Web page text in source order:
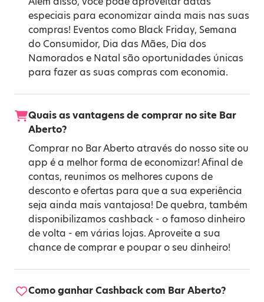
especiais para economizar ainda mais nas suas
compras! Eventos como Black Friday, Semana
do Consumidor, Dia das Mães, Dia dos
Namorados e Natal são oportunidades únicas
para fazer as suas compras com economia.
Quais as vantagens de comprar no site Bar
Aberto?
Comprar no Bar Aberto através do nosso site ou
app é a melhor forma de economizar! Afinal de
contas, reunimos os melhores cupons de
desconto e ofertas para que a sua experiência
seja ainda mais vantajosa! De quebra, também
disponibilizamos cashback - o famoso dinheiro
de volta - em várias lojas. Aproveite a sua
chance de comprar e poupar o seu dinheiro!
Como ganhar Cashback com Bar Aberto?